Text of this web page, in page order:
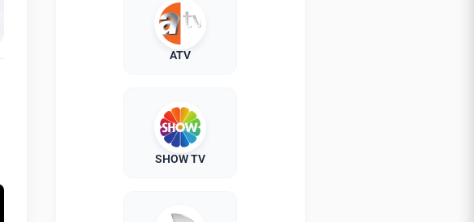
ATV
SHOW TV